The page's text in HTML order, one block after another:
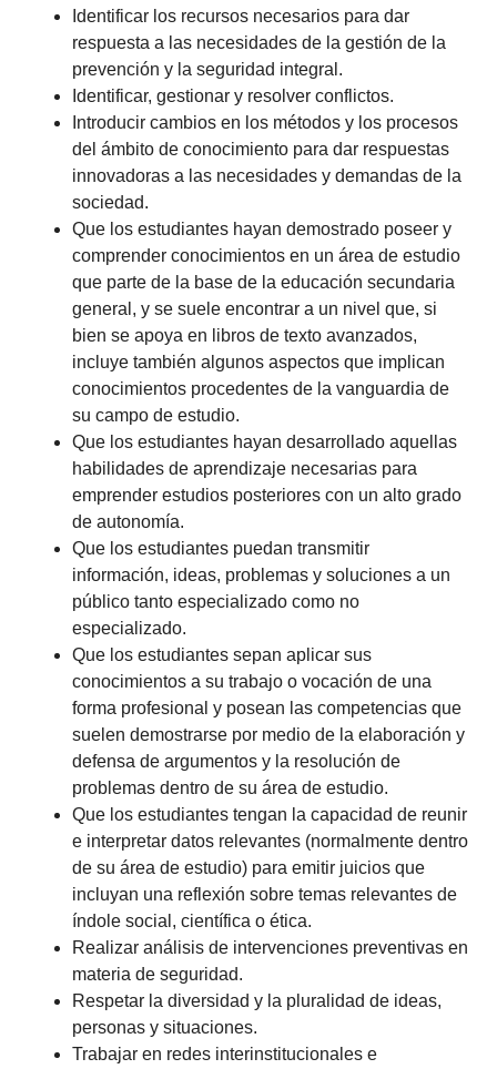
Identificar los recursos necesarios para dar
respuesta a las necesidades de la gestión de la
prevención y la seguridad integral.
Identificar, gestionar y resolver conflictos.
Introducir cambios en los métodos y los procesos
del ámbito de conocimiento para dar respuestas
innovadoras a las necesidades y demandas de la
sociedad.
Que los estudiantes hayan demostrado poseer y
comprender conocimientos en un área de estudio
que parte de la base de la educación secundaria
general, y se suele encontrar a un nivel que, si
bien se apoya en libros de texto avanzados,
incluye también algunos aspectos que implican
conocimientos procedentes de la vanguardia de
su campo de estudio.
Que los estudiantes hayan desarrollado aquellas
habilidades de aprendizaje necesarias para
emprender estudios posteriores con un alto grado
de autonomía.
Que los estudiantes puedan transmitir
información, ideas, problemas y soluciones a un
público tanto especializado como no
especializado.
Que los estudiantes sepan aplicar sus
conocimientos a su trabajo o vocación de una
forma profesional y posean las competencias que
suelen demostrarse por medio de la elaboración y
defensa de argumentos y la resolución de
problemas dentro de su área de estudio.
Que los estudiantes tengan la capacidad de reunir
e interpretar datos relevantes (normalmente dentro
de su área de estudio) para emitir juicios que
incluyan una reflexión sobre temas relevantes de
índole social, científica o ética.
Realizar análisis de intervenciones preventivas en
materia de seguridad.
Respetar la diversidad y la pluralidad de ideas,
personas y situaciones.
Trabajar en redes interinstitucionales e